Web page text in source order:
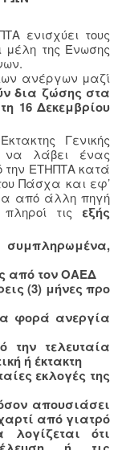
ενισχύει τους
μέλη της Ένωσης
ανέργων μαζί
δια ζώσης στα
16 Δεκεμβρίου
Γενικής
να λάβει ένας
την ΕΤΗΠΤΑ κατά
Πάσχα και εφ’
από άλλη πηγή
τις εξής
από τον ΟΑΕΔ
(3) μήνες προ
φορά ανεργία
τελευταία
ή έκτακτη
εκλογές της
απουσιάσει
από γιατρό
ότι